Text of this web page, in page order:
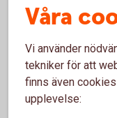
att förfoganderätten
tid eller löses in av
med de nya
beskattningen, och
tidsfristen tre år.
Våra
Vi använder
tekniker för att
finns även
upplevelse: